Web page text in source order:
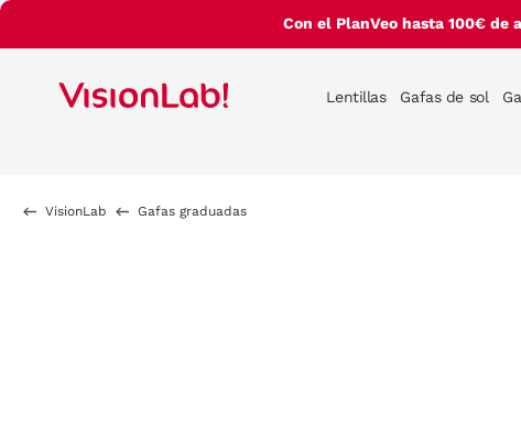
Con el PlanVeo hasta 100€ de
Lentillas Gafas de sol
VisionLab Gafas graduadas